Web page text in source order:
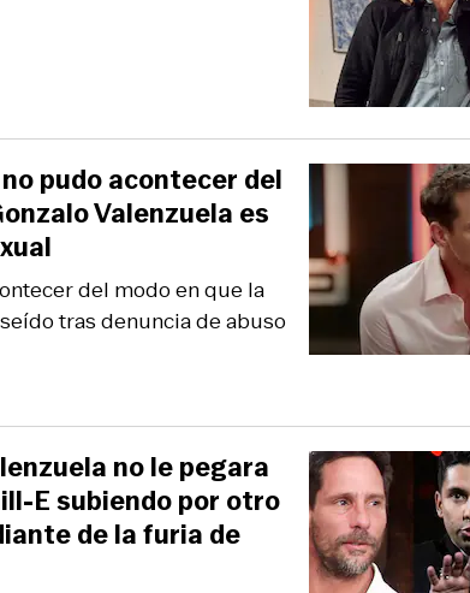
del modo en que la
tras denuncia de abuso
pudo acontecer del
Valenzuela es
no le pegara
E subiendo por otro
de la furia de